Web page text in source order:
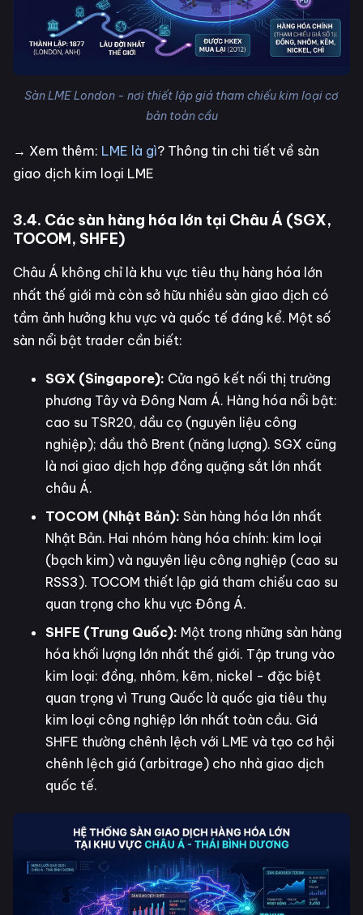
Sàn LME London - nơi thiết lập giá tham chiếu kim loại cơ
bản toàn cầu
→ Xem thêm: LME là gì? Thông tin chi tiết về sàn
giao dịch kim loại LME
3.4. Các sàn hàng hóa lớn tại Châu Á (SGX,
TOCOM, SHFE)
Châu Á không chỉ là khu vực tiêu thụ hàng hóa lớn
nhất thế giới mà còn sở hữu nhiều sàn giao dịch có
tầm ảnh hưởng khu vực và quốc tế đáng kể. Một số
sàn nổi bật trader cần biết:
SGX (Singapore): Cửa ngõ kết nối thị trường
phương Tây và Đông Nam Á. Hàng hóa nổi bật:
cao su TSR20, dầu cọ (nguyên liệu công
nghiệp); dầu thô Brent (năng lượng). SGX cũng
là nơi giao dịch hợp đồng quặng sắt lớn nhất
châu Á.
TOCOM (Nhật Bản): Sàn hàng hóa lớn nhất
Nhật Bản. Hai nhóm hàng hóa chính: kim loại
(bạch kim) và nguyên liệu công nghiệp (cao su
RSS3). TOCOM thiết lập giá tham chiếu cao su
quan trọng cho khu vực Đông Á.
SHFE (Trung Quốc): Một trong những sàn hàng
hóa khối lượng lớn nhất thế giới. Tập trung vào
kim loại: đồng, nhôm, kẽm, nickel - đặc biệt
quan trọng vì Trung Quốc là quốc gia tiêu thụ
kim loại công nghiệp lớn nhất toàn cầu. Giá
SHFE thường chênh lệch với LME và tạo cơ hội
chênh lệch giá (arbitrage) cho nhà giao dịch
quốc tế.